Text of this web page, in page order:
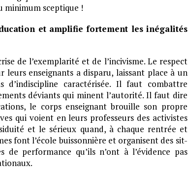
minimum sceptique !
et amplifie fortement les inégalités
de l’exemplarité et de l’incivisme. Le respect
enseignants a disparu, laissant place à un
caractérisée. Il faut combattre
déviants qui minent l’autorité. Il faut dire
le corps enseignant brouille son propre
qui voient en leurs professeurs des activistes
et le sérieux quand, à chaque rentrée et
font l’école buissonnière et organisent des sit-
performance qu’ils n’ont à l’évidence pas